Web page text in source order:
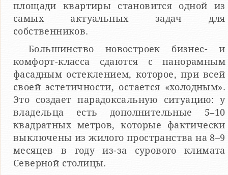
площади квартиры становится одной из
самых актуальных задач для
собственников.
Большинство новостроек бизнес- и
комфорт-класса сдаются с панорамным
фасадным остеклением, которое, при всей
своей эстетичности, остается «холодным».
Это создает парадоксальную ситуацию: у
владельца есть дополнительные 5–10
квадратных метров, которые фактически
выключены из жилого пространства на 8–9
месяцев в году из-за сурового климата
Северной столицы.